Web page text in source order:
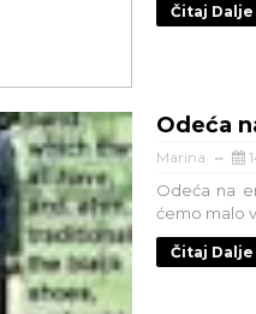
Čitaj Dalje
Odeća
Marina
Odeća na
ćemo malo
Čitaj Dalje